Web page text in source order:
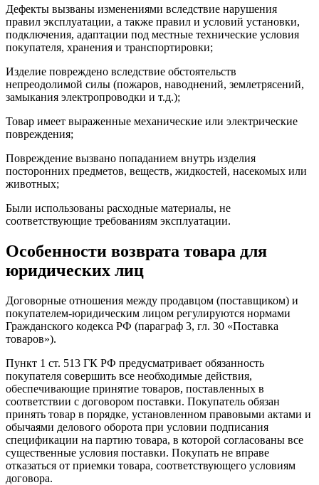
Дефекты вызваны изменениями вследствие нарушения
правил эксплуатации, а также правил и условий установки,
подключения, адаптации под местные технические условия
покупателя, хранения и транспортировки;
Изделие повреждено вследствие обстоятельств
непреодолимой силы (пожаров, наводнений, землетрясений,
замыкания электропроводки и т.д.);
Товар имеет выраженные механические или электрические
повреждения;
Повреждение вызвано попаданием внутрь изделия
посторонних предметов, веществ, жидкостей, насекомых или
животных;
Были использованы расходные материалы, не
соответствующие требованиям эксплуатации.
Особенности возврата товара для
юридических лиц
Договорные отношения между продавцом (поставщиком) и
покупателем-юридическим лицом регулируются нормами
Гражданского кодекса РФ (параграф 3, гл. 30 «Поставка
товаров»).
Пункт 1 ст. 513 ГК РФ предусматривает обязанность
покупателя совершить все необходимые действия,
обеспечивающие принятие товаров, поставленных в
соответствии с договором поставки. Покупатель обязан
принять товар в порядке, установленном правовыми актами и
обычаями делового оборота при условии подписания
спецификации на партию товара, в которой согласованы все
существенные условия поставки. Покупать не вправе
отказаться от приемки товара, соответствующего условиям
договора.